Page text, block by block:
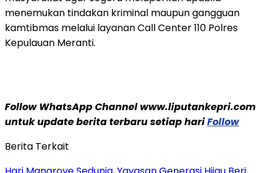
menemukan tindakan kriminal maupun gangguan
kamtibmas melalui layanan Call Center 110 Polres
Kepulauan Meranti.
Follow WhatsApp Channel www.liputankepri.com
untuk update berita terbaru setiap hariFollow
Berita Terkait